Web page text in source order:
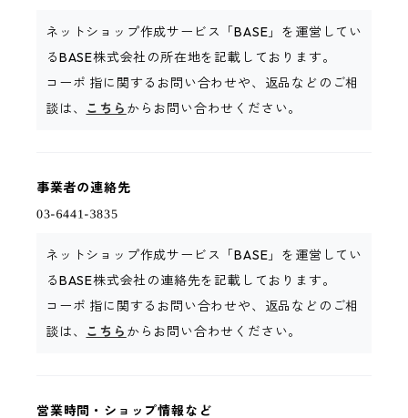
ネットショップ作成サービス「BASE」を運営してい
るBASE株式会社の所在地を記載しております。
コーポ 指に関するお問い合わせや、返品などのご相
談は、 こちら からお問い合わせください。
事業者の連絡先
ネットショップ作成サービス「BASE」を運営してい
るBASE株式会社の連絡先を記載しております。
コーポ 指に関するお問い合わせや、返品などのご相
談は、 こちら からお問い合わせください。
営業時間・ショップ情報など